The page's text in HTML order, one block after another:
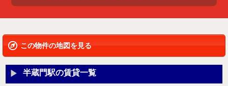
この物件の地図を見る
半蔵門駅の賃貸一覧